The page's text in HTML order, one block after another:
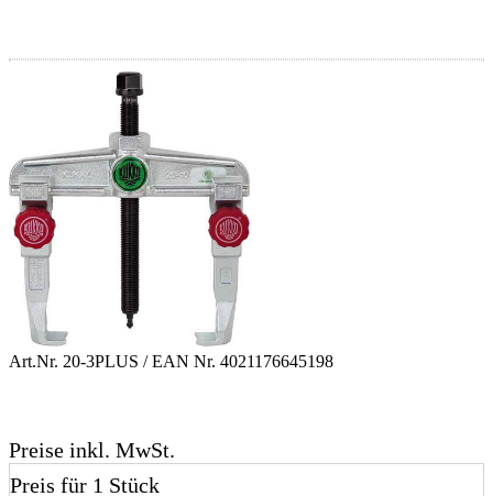
Art.Nr. 20-3PLUS / EAN Nr. 4021176645198
Preise inkl. MwSt.
Preis für 1 Stück